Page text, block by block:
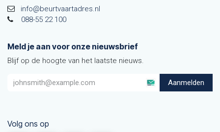
info@beurtvaartadres.nl
088-55 22 100
Meld je aan voor onze nieuwsbrief
Blijf op de hoogte van het laatste nieuws.
Aanmelden
Volg ons op